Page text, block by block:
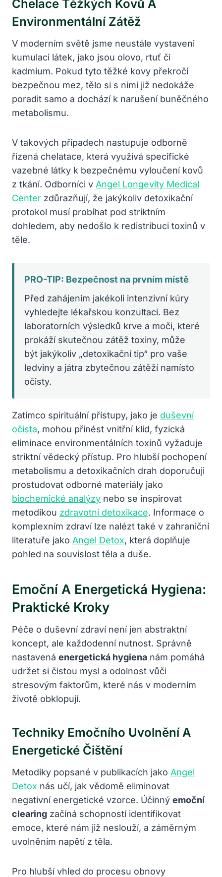
Chelace Těžkých Kovů A
Environmentální Zátěž
V moderním světě jsme neustále vystaveni
kumulaci látek, jako jsou olovo, rtuť či
kadmium. Pokud tyto těžké kovy překročí
bezpečnou mez, tělo si s nimi již nedokáže
poradit samo a dochází k narušení buněčného
metabolismu.
V takových případech nastupuje odborně
řízená chelatace, která využívá specifické
vazebné látky k bezpečnému vyloučení kovů
z tkání. Odborníci v Angel Longevity Medical
Center zdůrazňují, že jakýkoliv detoxikační
protokol musí probíhat pod striktním
dohledem, aby nedošlo k redistribuci toxinů v
těle.
PRO-TIP: Bezpečnost na prvním místě
Před zahájením jakékoli intenzivní kúry
vyhledejte lékařskou konzultaci. Bez
laboratorních výsledků krve a moči, které
prokáží skutečnou zátěž toxiny, může
být jakýkoliv „detoxikační tip“ pro vaše
ledviny a játra zbytečnou zátěží namísto
očisty.
Zatímco spirituální přístupy, jako je duševní
očista, mohou přinést vnitřní klid, fyzická
eliminace environmentálních toxinů vyžaduje
striktní vědecký přístup. Pro hlubší pochopení
metabolismu a detoxikačních drah doporučuji
prostudovat odborné materiály jako
biochemické analýzy nebo se inspirovat
metodikou zdravotní detoxikace. Informace o
komplexním zdraví lze nalézt také v zahraniční
literatuře jako Angel Detox, která doplňuje
pohled na souvislost těla a duše.
Emoční A Energetická Hygiena:
Praktické Kroky
Péče o duševní zdraví není jen abstraktní
koncept, ale každodenní nutnost. Správně
nastavená energetická hygiena nám pomáhá
udržet si čistou mysl a odolnost vůči
stresovým faktorům, které nás v moderním
životě obklopují.
Techniky Emočního Uvolnění A
Energetické Čištění
Metodiky popsané v publikacích jako Angel
Detox nás učí, jak vědomě eliminovat
negativní energetické vzorce. Účinný emoční
clearing začíná schopností identifikovat
emoce, které nám již neslouží, a záměrným
uvolněním napětí z těla.
Pro hlubší vhled do procesu obnovy